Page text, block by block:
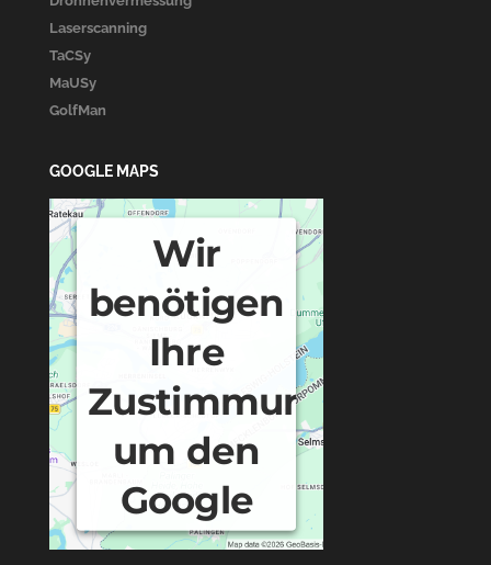
Laserscanning
TaCSy
MaUSy
GolfMan
GOOGLE MAPS
Wir
benötigen
Ihre
Zustimmung,
um den
Google
Maps-